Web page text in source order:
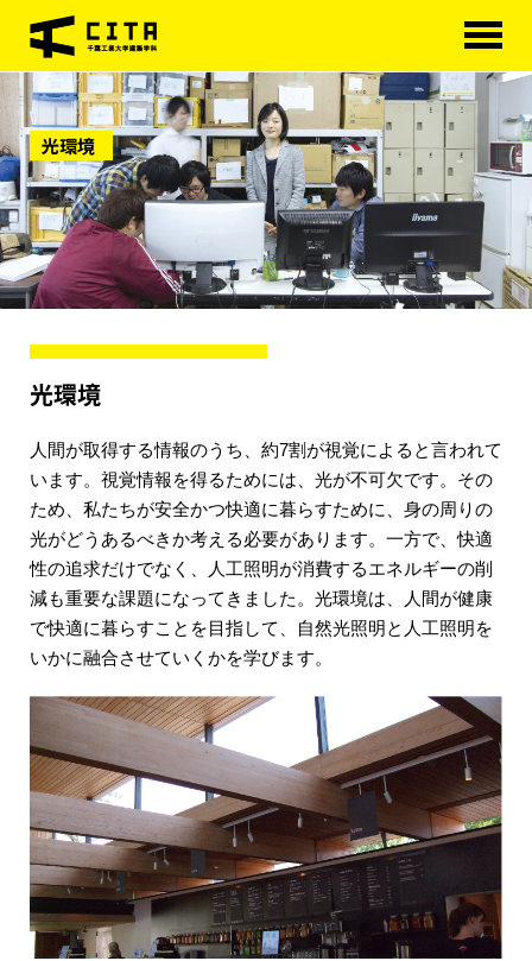
HOME
学科概要
学べる分野
学科カリキュラム
大学院
アクセス
学べる分野
光環境
光環境
人間が取得する情報のうち、約7割が視覚によると言われて
います。視覚情報を得るためには、光が不可欠です。その
ため、私たちが安全かつ快適に暮らすために、身の周りの
光がどうあるべきか考える必要があります。一方で、快適
性の追求だけでなく、人工照明が消費するエネルギーの削
減も重要な課題になってきました。光環境は、人間が健康
で快適に暮らすことを目指して、自然光照明と人工照明を
いかに融合させていくかを学びます。